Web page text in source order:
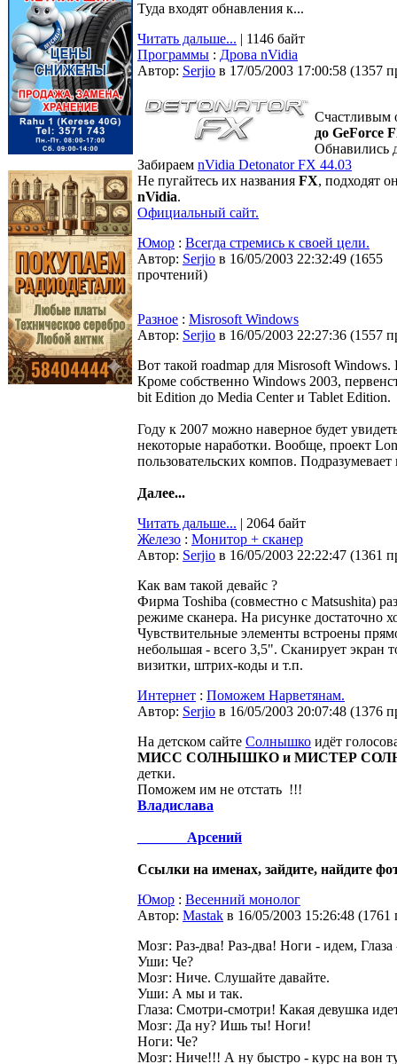
Туда входят обнавления к...
Читать дальше... | 1146 байт
Программы : Дрова nVidia
Автор: Serjio в 17/05/2003 17:00:58 (1357
Счастливым
до GeForce
Обнавились
Забираем nVidia Detonator FX 44.03
Не пугайтесь их названия FX, подходят
nVidia.
Официальный сайт.
Юмор : Всегда стремись к своей цели.
Автор: Serjio в 16/05/2003 22:32:49 (1655
прочтений)
Разное : Misrosoft Windows
Автор: Serjio в 16/05/2003 22:27:36 (1557
Вот такой roadmap для Misrosoft
Кроме собственно Windows 2003,
bit Edition до Media Center и Tablet Edition.
Году к 2007 можно наверное будет
некоторые наработки. Вообще, проект
пользовательских компов.
Далее...
Читать дальше... | 2064 байт
Железо : Монитор + сканер
Автор: Serjio в 16/05/2003 22:22:47 (1361
Как вам такой девайс ?
Фирма Toshiba (совместно с Matsushita)
режиме сканера. На рисунке достаточно
Чувствительные элементы встроены
небольшая - всего 3,5". Сканирует экран
визитки, штрих-коды и т.п.
Интернет : Поможем Нарветянам.
Автор: Serjio в 16/05/2003 20:07:48 (1376
На детском сайте Солнышко идёт
МИСС СОЛНЫШКО и МИСТЕР
детки.
Поможем им не отстать !!!
Владислава
_______Арсений
Ссылки на именах, зайдите, найдите
Юмор : Весенний монолог
Автор: Мastak в 16/05/2003 15:26:48 (1761
Мозг: Раз-два! Раз-два! Hоги - идем,
Уши: Че?
Мозг: Hиче. Слушайте давайте.
Уши: А мы и так.
Глаза: Смотри-смотри! Какая девушка
Мозг: Да ну? Ишь ты! Hоги!
Hоги: Че?
Мозг: Hиче!!! А ну быстро - курс на вон